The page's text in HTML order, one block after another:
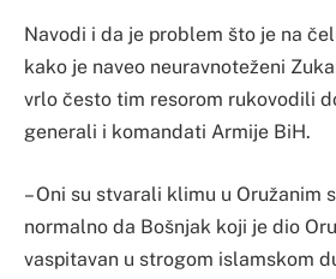
Navodi i da je problem što je na
kako je naveo neuravnoteženi
vrlo često tim resorom rukovodili
generali i komandati Armije BiH.
– Oni su stvarali klimu u Oružanim
normalno da Bošnjak koji je dio
vaspitavan u strogom islamskom